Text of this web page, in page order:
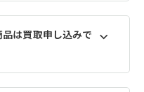
は買取申し込みで